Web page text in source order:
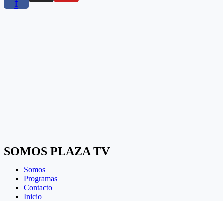
SOMOS PLAZA TV
Somos
Programas
Contacto
Inicio